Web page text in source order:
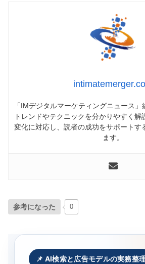
「IMデジタルマーケティングニュース
トレンドやテクニックを分かりやすく
変化に対応し、読者の成功をサポートす
ます。
参考になった 0
📌 AI検索と広告モデルの実務整